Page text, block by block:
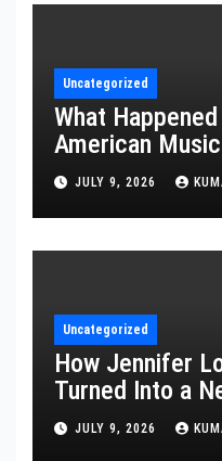
Uncategorized
What
American
Year’s
JULY 9, 2026
Uncategorized
How Jennifer
Turned Into a
What It Says
Power
JULY 9, 2026